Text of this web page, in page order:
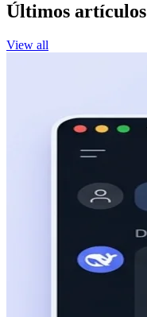
Últimos artículos
View all